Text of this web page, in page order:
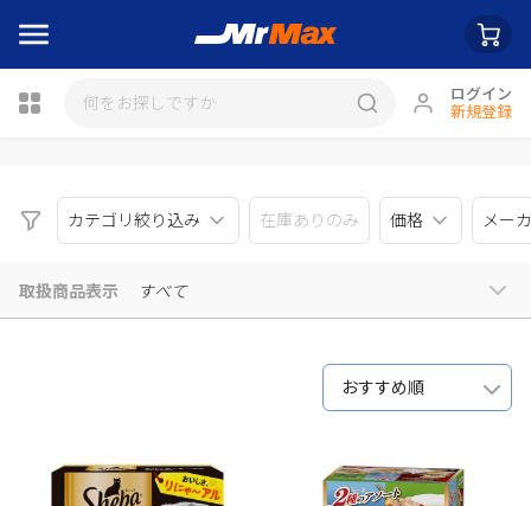
ログイン
新規登録
カテゴリ絞り込み 在庫ありのみ 価格 メー
取扱商品表示 すべて
おすすめ順